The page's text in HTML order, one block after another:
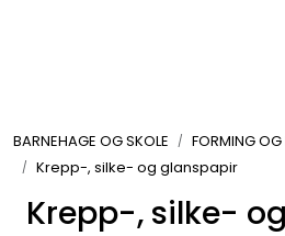
BARNEHAGE OG SKOLE FORMING
Krepp-, silke- og glanspapir
Krepp-, silke-
LEKER, SYKLER OG LEK INNE
UTEMØBLER OG UTEMILJØ